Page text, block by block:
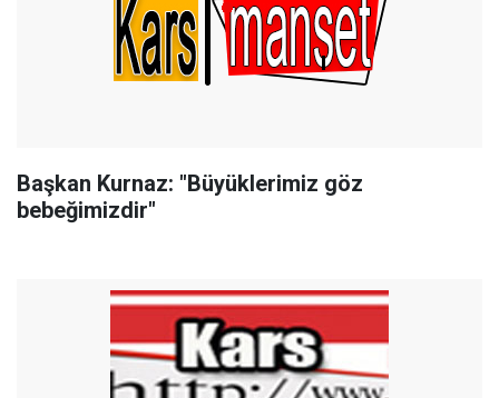
Başkan Kurnaz: "Büyüklerimiz göz
bebeğimizdir"